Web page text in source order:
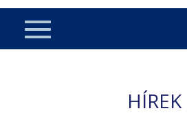
HÍREK